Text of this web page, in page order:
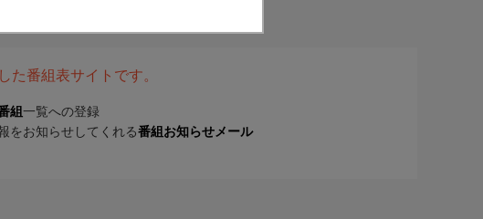
た番組表サイトです。
組一覧への登録
をお知らせしてくれる番組お知らせメール